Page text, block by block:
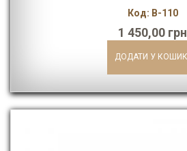
Код: В-110
1 450,00 грн